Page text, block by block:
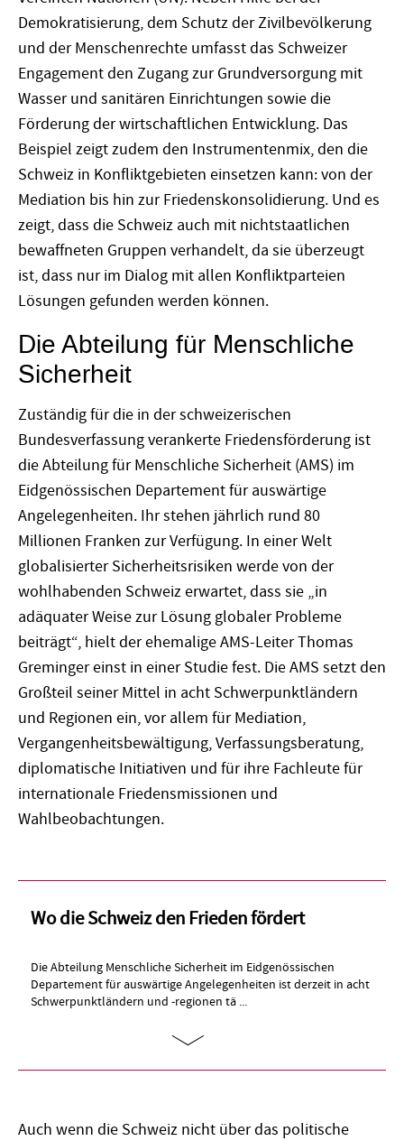
Demokratisierung, dem Schutz der Zivilbevölkerung
und der Menschenrechte umfasst das Schweizer
Engagement den Zugang zur Grundversorgung mit
Wasser und sanitären Einrichtungen sowie die
Förderung der wirtschaftlichen Entwicklung. Das
Beispiel zeigt zudem den Instrumentenmix, den die
Schweiz in Konfliktgebieten einsetzen kann: von der
Mediation bis hin zur Friedenskonsolidierung. Und es
zeigt, dass die Schweiz auch mit nichtstaatlichen
bewaffneten Gruppen verhandelt, da sie überzeugt
ist, dass nur im Dialog mit allen Konfliktparteien
Lösungen gefunden werden können.
Die Abteilung für Menschliche
Sicherheit
Zuständig für die in der schweizerischen
Bundesverfassung verankerte Friedensförderung ist
die Abteilung für Menschliche Sicherheit (AMS) im
Eidgenössischen Departement für auswärtige
Angelegenheiten. Ihr stehen jährlich rund 80
Millionen Franken zur Verfügung. In einer Welt
globalisierter Sicherheitsrisiken werde von der
wohlhabenden Schweiz erwartet, dass sie „in
adäquater Weise zur Lösung globaler Probleme
beiträgt“, hielt der ehemalige AMS-Leiter Thomas
Greminger einst in einer Studie fest. Die AMS setzt den
Großteil seiner Mittel in acht Schwerpunktländern
und Regionen ein, vor allem für Mediation,
Vergangenheitsbewältigung, Verfassungsberatung,
diplomatische Initiativen und für ihre Fachleute für
internationale Friedensmissionen und
Wahlbeobachtungen.
Wo die Schweiz den Frieden fördert
Die Abteilung Menschliche Sicherheit im Eidgenössischen
Departement für auswärtige Angelegenheiten ist derzeit in acht
Schwerpunktländern und -regionen tä ...
Auch wenn die Schweiz nicht über das politische